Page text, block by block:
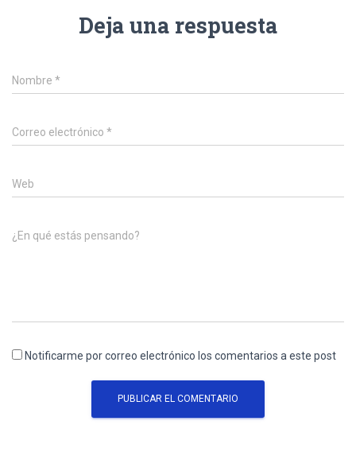
Deja una respuesta
Nombre *
Correo electrónico *
Web
¿En qué estás pensando?
Notificarme por correo electrónico los comentarios a este post